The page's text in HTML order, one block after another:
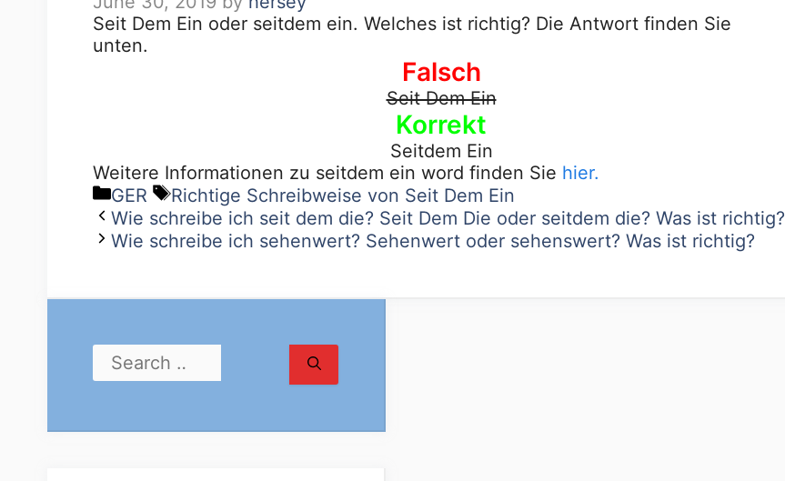
Seit Dem Ein oder seitdem ein. Welches ist richtig? Die Antwort finden Sie
unten.
Falsch
Seit Dem Ein
Korrekt
Seitdem Ein
Weitere Informationen zu seitdem ein word finden Sie hier.
GER
Richtige Schreibweise von Seit Dem Ein
Wie schreibe ich seit dem die? Seit Dem Die oder seitdem die? Was ist richtig?
Wie schreibe ich sehenwert? Sehenwert oder sehenswert? Was ist richtig?